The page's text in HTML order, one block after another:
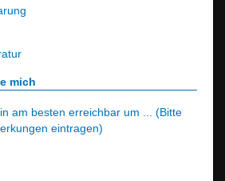
mich
am besten erreichbar um ... (Bitte
eintragen)